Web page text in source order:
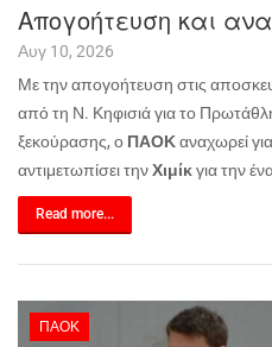
Απογοήτευση και
Αυγ 10, 2026
Με την απογοήτευση στις
από τη Ν. Κηφισιά για το
ξεκούρασης, ο ΠΑΟΚαναχωρεί
αντιμετωπίσει τηνΧιμίκγια την
Read more...
ΠΑΟΚ